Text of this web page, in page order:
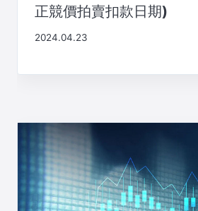
正競價拍賣扣款日期)
2024.04.23